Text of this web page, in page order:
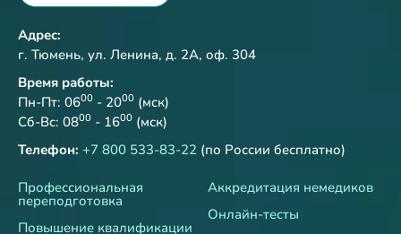
Адрес:
г. Тюмень, ул. Ленина, д. 2А, оф. 304
Время работы:
Пн-Пт: 0600 - 2000 (мск)
Сб-Вс: 0800 - 1600 (мск)
Телефон: +7 800 533-83-22 (по России бесплатно)
Профессиональная
переподготовка
Повышение квалификации
Аккредитация немедиков
Онлайн-тесты